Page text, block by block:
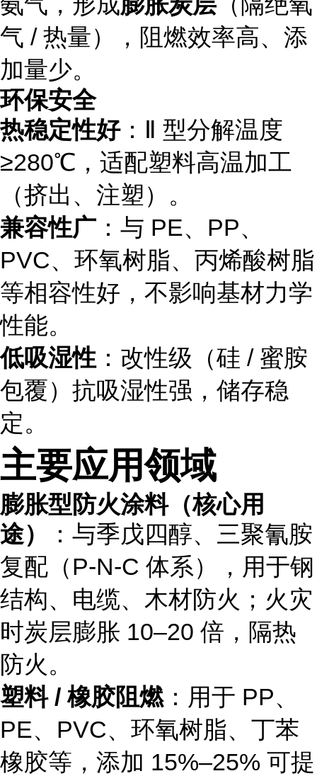
气 / 热量），阻燃效率高、添
加量少。
环保安全
热稳定性好：Ⅱ 型分解温度
≥280℃，适配塑料高温加工
（挤出、注塑）。
兼容性广 ：与 PE、PP、
PVC、环氧树脂、丙烯酸树脂
等相容性好，不影响基材力学
性能。
低吸湿性 ：改性级（硅 / 蜜胺
包覆）抗吸湿性强，储存稳
定。
主要应用领域
膨胀型防火涂料（核心用
途）
：与季戊四醇、三聚氰胺
复配（P-N-C 体系），用于钢
结构、电缆、木材防火；火灾
时炭层膨胀 10–20 倍，隔热
防火。
塑料 / 橡胶阻燃：用于 PP、
PE、PVC、环氧树脂、丁苯
橡胶等，添加 15%–25% 可提